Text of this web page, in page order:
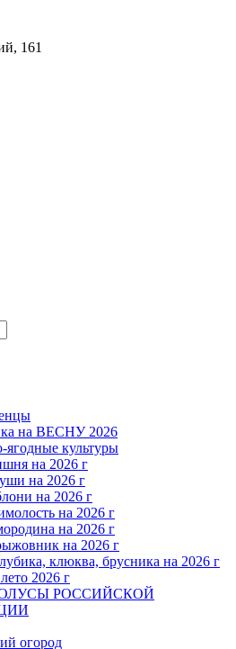
161
на ВЕСНУ 2026
ягодные культуры
на 2026 г
на 2026 г
на 2026 г
на 2026 г
на 2026 г
на 2026 г
клюква, брусника на 2026 г
2026 г
РОССИЙСКОЙ
огород